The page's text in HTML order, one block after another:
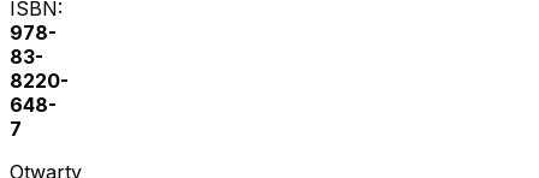
ISBN:
978-
83-
8220-
648-
7
Otwarty